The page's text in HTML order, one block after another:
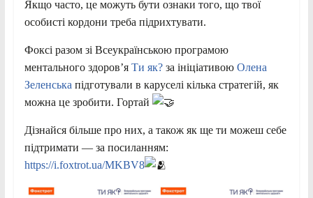
Якщо часто, це можуть бути ознаки того, що твої
особисті кордони треба підрихтувати.
Фоксі разом зі Всеукраїнською програмою
ментального здоров’я Ти як?за ініціативою Олена
Зеленська підготували в каруселі кілька стратегій, як
можна це зробити. Гортай
Дізнайся більше про них, а також як ще ти можеш себе
підтримати — за посиланням:
https://i.foxtrot.ua/MKBV8